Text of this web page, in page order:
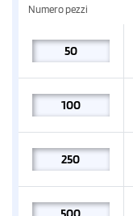
Numero pezzi